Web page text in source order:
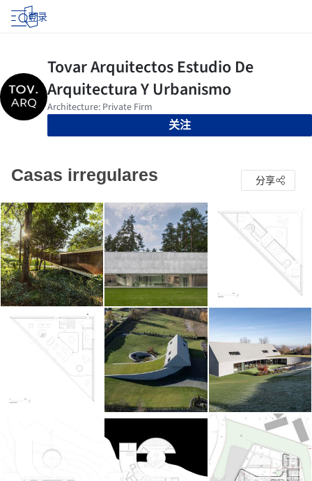
登录
关注
Casas irregulares 分享